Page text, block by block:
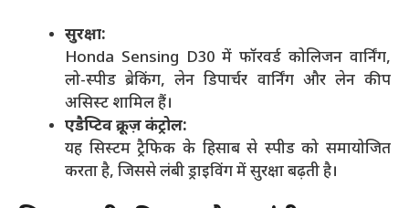
सुरक्षा:
Honda Sensing D30 में फॉरवर्ड कोलिजन वार्निंग,
लो-स्पीड ब्रेकिंग, लेन डिपार्चर वार्निंग और लेन कीप
असिस्ट शामिल हैं।
एडैप्टिव क्रूज़ कंट्रोल:
यह सिस्टम ट्रैफिक के हिसाब से स्पीड को समायोजित
करता है, जिससे लंबी ड्राइविंग में सुरक्षा बढ़ती है।